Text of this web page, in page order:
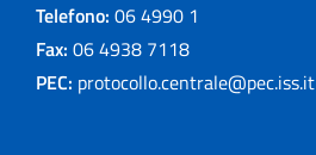
Telefono: 06 4990 1
Fax: 06 4938 7118
PEC: protocollo.centrale@pec.iss.it